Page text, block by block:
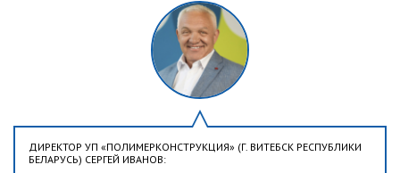
ДИРЕКТОР УП «ПОЛИМЕРКОНСТРУКЦИЯ» (Г. ВИТЕБСК РЕСПУБЛИКИ
БЕЛАРУСЬ) СЕРГЕЙ ИВАНОВ: